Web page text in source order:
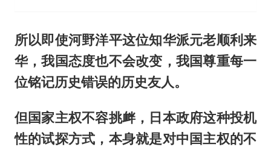
所以即使河野洋平这位知华派元老顺利来
华，我国态度也不会改变，我国尊重每一
位铭记历史错误的历史友人。
但国家主权不容挑衅，日本政府这种投机
性的试探方式，本身就是对中国主权的不